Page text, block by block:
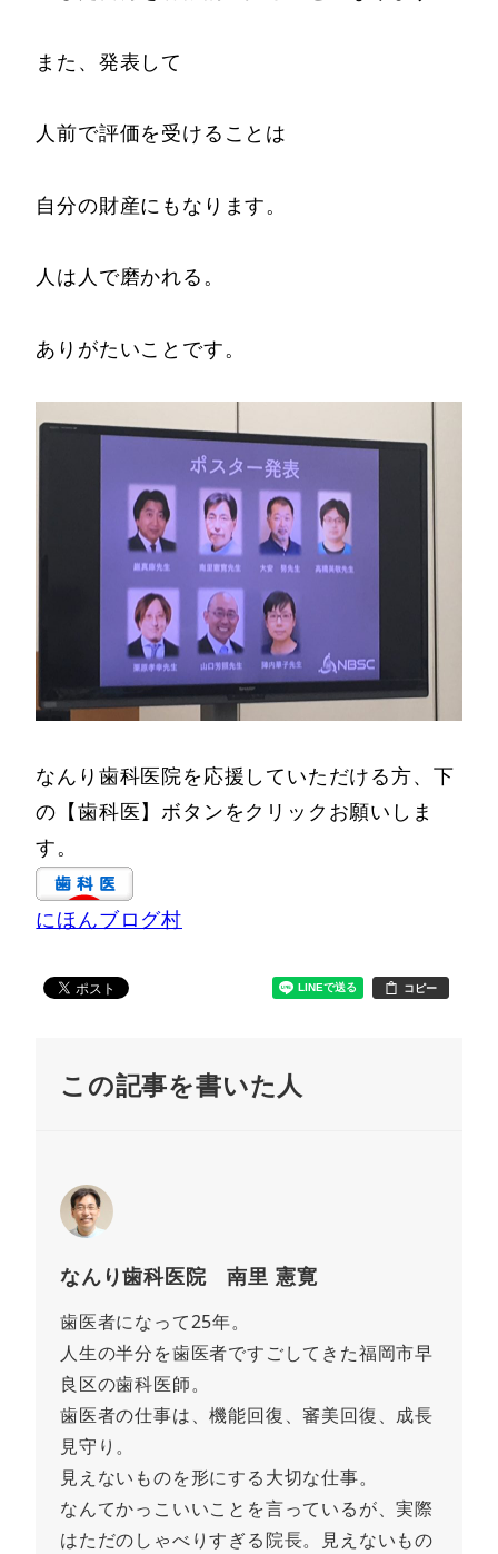
また、発表して
人前で評価を受けることは
自分の財産にもなります。
人は人で磨かれる。
ありがたいことです。
なんり歯科医院を応援していただける方、下
の【歯科医】ボタンをクリックお願いしま
す。
にほんブログ村
コピー
この記事を書いた人
なんり歯科医院 南里 憲寛
歯医者になって25年。
人生の半分を歯医者ですごしてきた福岡市早
良区の歯科医師。
歯医者の仕事は、機能回復、審美回復、成長
見守り。
見えないものを形にする大切な仕事。
なんてかっこいいことを言っているが、実際
はただのしゃべりすぎる院長。見えないもの